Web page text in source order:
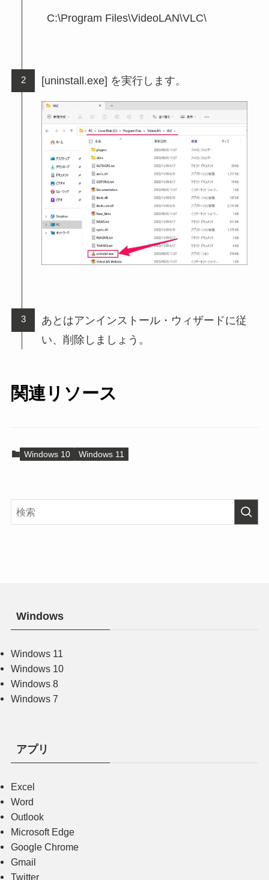
C:\Program Files\VideoLAN\VLC\
[uninstall.exe] を実行します。
あとはアンインストール・ウィザードに従
い、削除しましょう。
関連リソース
Windows 10 Windows 11
Windows
Windows 11
Windows 10
Windows 8
Windows 7
アプリ
Excel
Word
Outlook
Microsoft Edge
Google Chrome
Gmail
Twitter